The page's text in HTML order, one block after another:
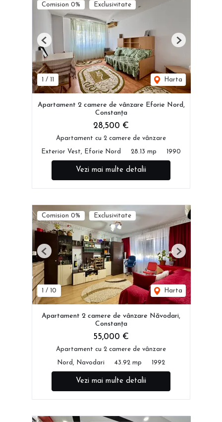
Comision 0% Exclusivitate
/ Harta
Previous Next
Apartament 2 camere de vânzare Eforie Nord,
Constanța
28,500 €
Apartament cu 2 camere de vânzare
Exterior Vest, Eforie Nord 28.13 mp 1990
Vezi mai multe detalii
Comision 0% Exclusivitate
/ 10 Harta
Previous Next
Apartament 2 camere de vânzare Năvodari,
Constanța
55,000 €
Apartament cu 2 camere de vânzare
Nord, Navodari 43.92 mp 1992
Vezi mai multe detalii